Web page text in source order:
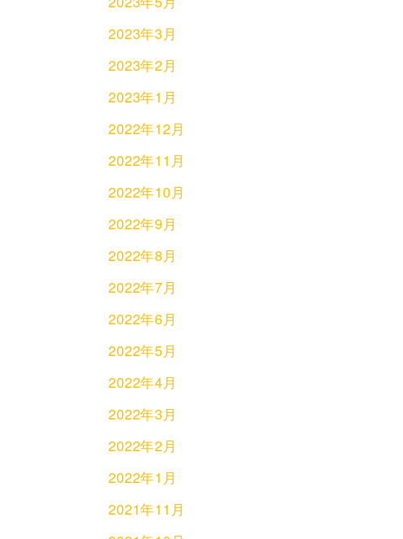
2023年3月
2023年2月
2023年1月
2022年12月
2022年11月
2022年10月
2022年9月
2022年8月
2022年7月
2022年6月
2022年5月
2022年4月
2022年3月
2022年2月
2022年1月
2021年11月